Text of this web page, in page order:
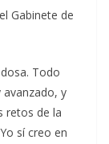
Gabinete de
Todo
y
retos de la
sí creo en